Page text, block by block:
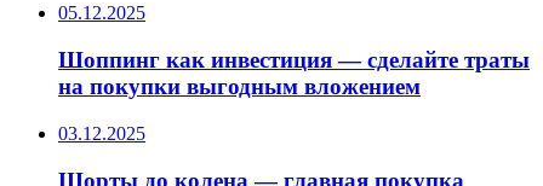
05.12.2025
Шоппинг как инвестиция — сделайте траты
на покупки выгодным вложением
03.12.2025
Шорты до колена — главная покупка